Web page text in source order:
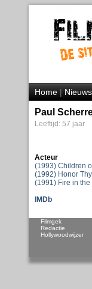
Home|Nieuws
Paul
Leeftijd: 57 jaar
Acteur
(1993) Children
(1992) Honor
(1991) Fire in the
IMDb
Filmgek
Redactie
Hollywoodwijzer